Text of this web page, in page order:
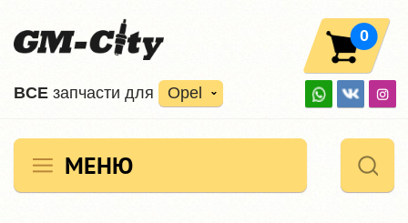
ВCE запчасти для Opel
0
МЕНЮ